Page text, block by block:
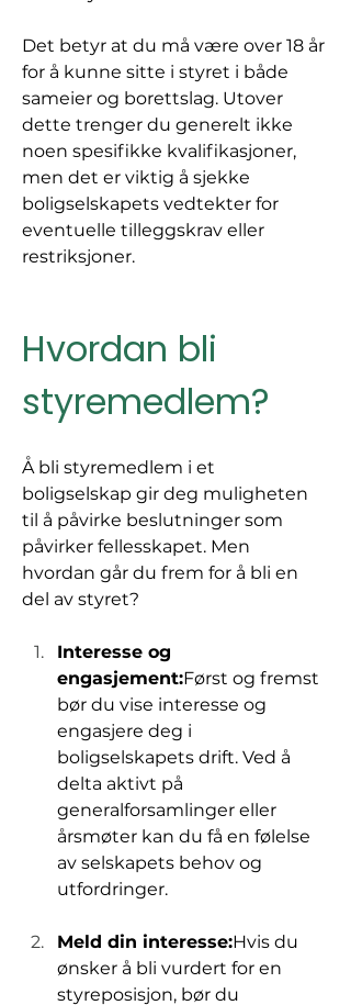
Det betyr at du må være over 18 år
for å kunne sitte i styret i både
sameier og borettslag. Utover
dette trenger du generelt ikke
noen spesifikke kvalifikasjoner,
men det er viktig å sjekke
boligselskapets vedtekter for
eventuelle tilleggskrav eller
restriksjoner.
Hvordan bli
styremedlem?
Å bli styremedlem i et
boligselskap gir deg muligheten
til å påvirke beslutninger som
påvirker fellesskapet. Men
hvordan går du frem for å bli en
del av styret?
Interesse og
engasjement:Først og fremst
bør du vise interesse og
engasjere deg i
boligselskapets drift. Ved å
delta aktivt på
generalforsamlinger eller
årsmøter kan du få en følelse
av selskapets behov og
utfordringer.
Meld din interesse:Hvis du
ønsker å bli vurdert for en
styreposisjon, bør du